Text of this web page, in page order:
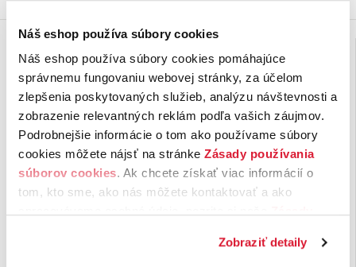
Náš eshop používa súbory cookies
Náš eshop používa súbory cookies pomáhajúce
správnemu fungovaniu webovej stránky, za účelom
zlepšenia poskytovaných služieb, analýzu návštevnosti a
zobrazenie relevantných reklám podľa vašich záujmov.
Podrobnejšie informácie o tom ako používame súbory
cookies môžete nájsť na stránke Zásady používania
súborov cookies. Ak chcete získať viac informácií o
tom, kto sme, ako nás môžete kontaktovať a ako
„Povoliť všetko“ vyjadríte svoj súhlas s používaním
Zobraziť detaily
(250 g)
Espresso zmes Blend No. 2